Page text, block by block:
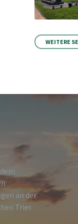
WEITERE
an der
Trier